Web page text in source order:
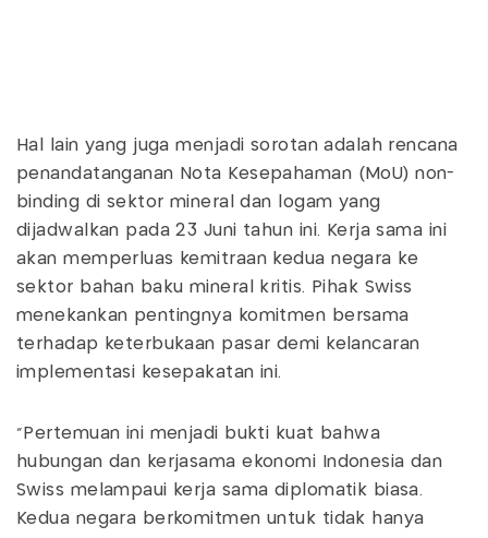
Hal lain yang juga menjadi sorotan adalah rencana
penandatanganan Nota Kesepahaman (MoU) non-
binding di sektor mineral dan logam yang
dijadwalkan pada 23 Juni tahun ini. Kerja sama ini
akan memperluas kemitraan kedua negara ke
sektor bahan baku mineral kritis. Pihak Swiss
menekankan pentingnya komitmen bersama
terhadap keterbukaan pasar demi kelancaran
implementasi kesepakatan ini.
“Pertemuan ini menjadi bukti kuat bahwa
hubungan dan kerjasama ekonomi Indonesia dan
Swiss melampaui kerja sama diplomatik biasa.
Kedua negara berkomitmen untuk tidak hanya